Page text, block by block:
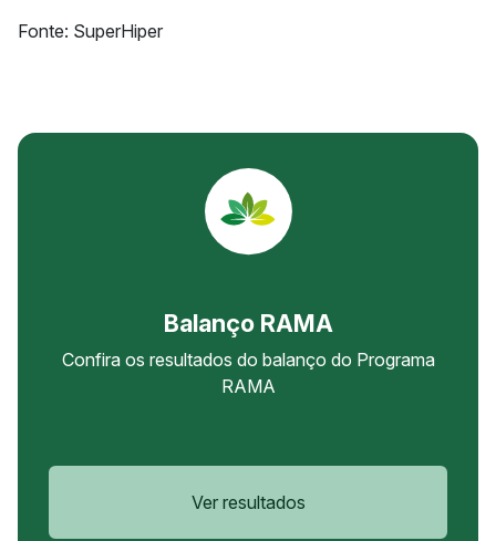
Fonte: SuperHiper
Balanço RAMA
Confira os resultados do balanço do Programa
RAMA
Ver resultados